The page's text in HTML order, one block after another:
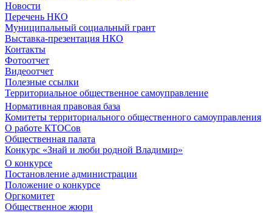
Новости
Перечень НКО
Муниципальный социальный грант
Выставка-презентация НКО
Контакты
Фотоотчет
Видеоотчет
Полезные ссылки
Территориальное общественное самоуправление
Нормативная правовая база
Комитеты территориального общественного самоуправления
О работе КТОСов
Общественная палата
Конкурс «Знай и люби родной Владимир»
О конкурсе
Постановление администрации
Положение о конкурсе
Оргкомитет
Общественное жюри